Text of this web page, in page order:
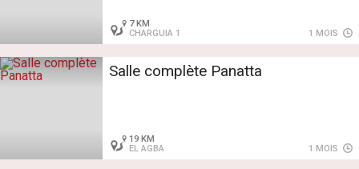
7 KM
CHARGUIA 1
1 MOIS
Salle complète Panatta
19 KM
EL AGBA
1 MOIS